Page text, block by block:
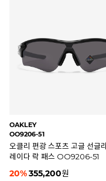
OAKLEY
OO9406A-04
오클리 수트로 스포츠 고글
선글라스 OO9406A-04
20%229,600원